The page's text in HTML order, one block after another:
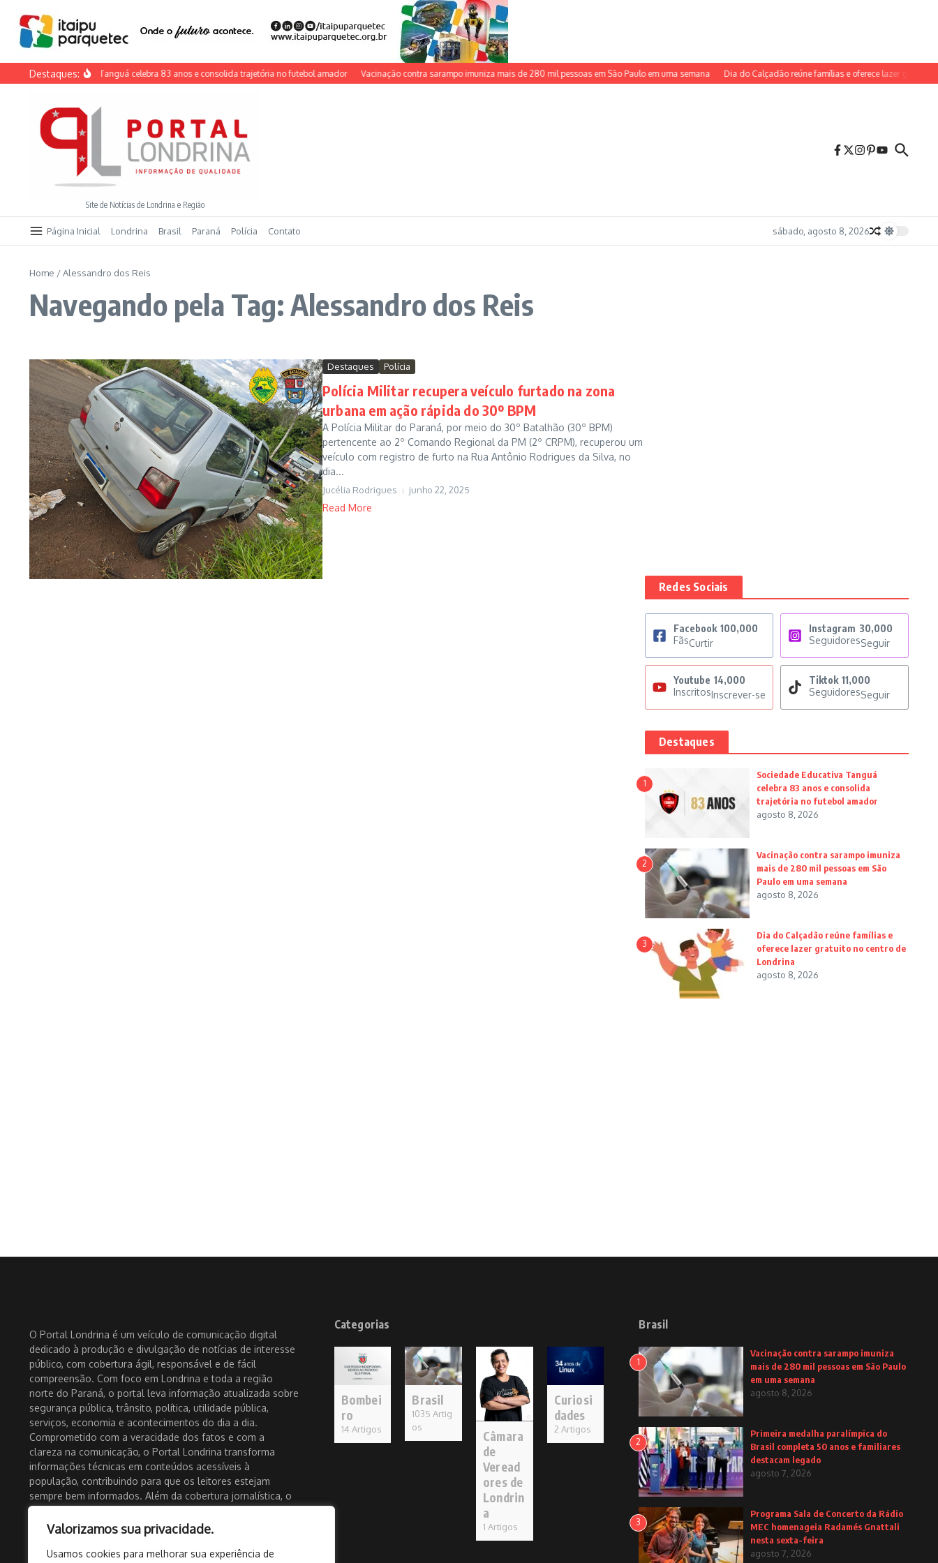
Valorizamos sua privacidade.
Usamos cookies para melhorar sua experiência de
Ir para o conteúdo
Destaques:
Sociedade Educativa Tanguá celebra 83 anos e consolida trajetória no futebol amador Vacinação contra sarampo imuniza mais de 280 mil pessoas em São Paulo em uma semana Dia do Calçadão reúne famílias e oferece lazer gratuito no
Site de Notícias de Londrina e Região
Página Inicial Londrina Brasil Paraná Polícia Contato sábado, agosto 8, 2026
Home /Alessandro dos Reis
Navegando pela Tag: Alessandro dos Reis
Destaques Polícia
Polícia Militar recupera veículo furtado na zona
urbana em ação rápida do 30º BPM
A Polícia Militar do Paraná, por meio do 30º Batalhão (30º BPM)
pertencente ao 2º Comando Regional da PM (2º CRPM), recuperou um
veículo com registro de furto na Rua Antônio Rodrigues da Silva, no
dia...
Jucélia Rodrigues junho 22, 2025
Read More
Redes Sociais
Facebook 100,000
FãsCurtir
Instagram 30,000
SeguidoresSeguir
Youtube 14,000
InscritosInscrever-se
Tiktok 11,000
SeguidoresSeguir
Destaques
1
Sociedade Educativa Tanguá
celebra 83 anos e consolida
trajetória no futebol amador
agosto 8, 2026
2
Vacinação contra sarampo imuniza
mais de 280 mil pessoas em São
Paulo em uma semana
agosto 8, 2026
3
Dia do Calçadão reúne famílias e
oferece lazer gratuito no centro de
Londrina
agosto 8, 2026
O Portal Londrina é um veículo de comunicação digital
dedicado à produção e divulgação de notícias de interesse
público, com cobertura ágil, responsável e de fácil
compreensão. Com foco em Londrina e toda a região
norte do Paraná, o portal leva informação atualizada sobre
segurança pública, trânsito, política, utilidade pública,
serviços, economia e acontecimentos do dia a dia.
Comprometido com a veracidade dos fatos e com a
clareza na comunicação, o Portal Londrina transforma
informações técnicas em conteúdos acessíveis à
população, contribuindo para que os leitores estejam
sempre bem informados. Além da cobertura jornalística, o
portal também atua como um importante canal de
divulgação para empresas, eventos e iniciativas locais,
fortalecendo o comércio e a economia regional. Com
presença ativa nas redes sociais e atualização constante, o
Categorias
Bombei
ro
14 Artigos
Brasil
1035 Artig
os
Câmara
de
Veread
ores de
Londrin
a
1 Artigos
Curiosi
dades
2 Artigos
Brasil
1
Vacinação contra sarampo imuniza
mais de 280 mil pessoas em São Paulo
em uma semana
agosto 8, 2026
2
Primeira medalha paralímpica do
Brasil completa 50 anos e familiares
destacam legado
agosto 7, 2026
3
Programa Sala de Concerto da Rádio
MEC homenageia Radamés Gnattali
nesta sexta-feira
agosto 7, 2026